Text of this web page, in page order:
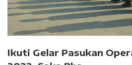
Ikuti Gelar Pasukan